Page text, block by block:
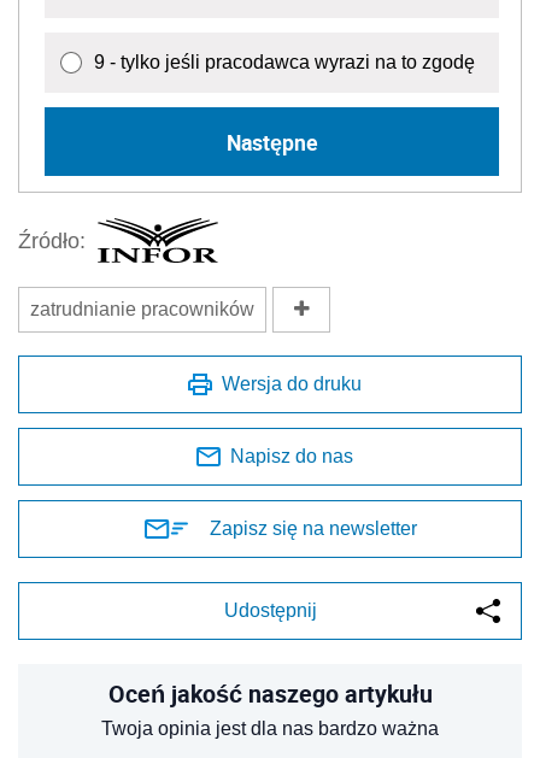
9 - tylko jeśli pracodawca wyrazi na to zgodę
Następne
Źródło:
zatrudnianie pracowników
Wersja do druku
Napisz do nas
Zapisz się na newsletter
Udostępnij
Oceń jakość naszego artykułu
Twoja opinia jest dla nas bardzo ważna